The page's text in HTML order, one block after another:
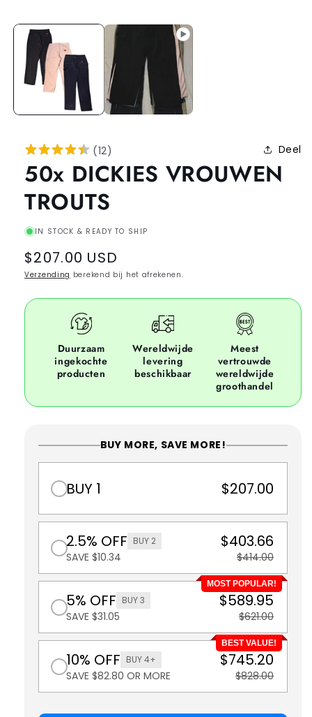
(12) Deel
50x DICKIES VROUWEN
TROUTS
IN STOCK & READY TO SHIP
Regular
price
$207.00 USD
Verzending berekend bij het afrekenen.
Duurzaam
ingekochte
producten
Wereldwijde
levering
beschikbaar
Meest
vertrouwde
wereldwijde
groothandel
BUY MORE, SAVE MORE!
BUY 1 $207.00
2.5% OFF BUY 2
SAVE $10.34
$403.66
$414.00
MOST POPULAR!
5% OFF BUY 3
SAVE $31.05
$589.95
$621.00
BEST VALUE!
10% OFF BUY 4+
SAVE $82.80 OR MORE
$745.20
$828.00